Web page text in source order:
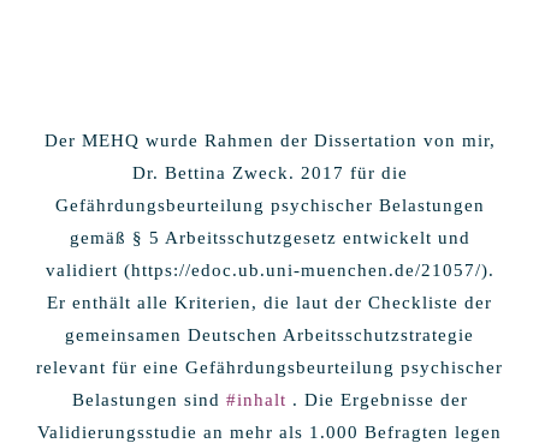
Der MEHQ wurde Rahmen der Dissertation von mir,
Dr. Bettina Zweck. 2017 für die
Gefährdungsbeurteilung psychischer Belastungen
gemäß § 5 Arbeitsschutzgesetz entwickelt und
validiert (https://edoc.ub.uni-muenchen.de/21057/).
Er enthält alle Kriterien, die laut der Checkliste der
gemeinsamen Deutschen Arbeitsschutzstrategie
relevant für eine Gefährdungsbeurteilung psychischer
Belastungen sind #inhalt . Die Ergebnisse der
Validierungsstudie an mehr als 1.000 Befragten legen